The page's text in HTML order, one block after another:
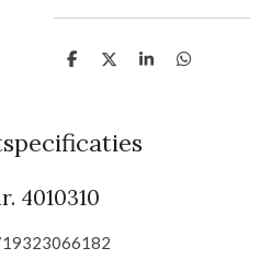
D
n
D
S
D
4010310